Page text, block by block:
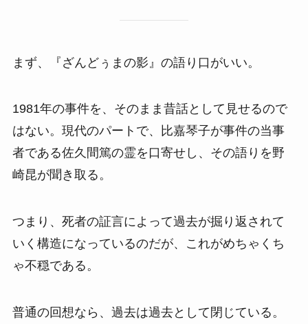
まず、『ざんどぅまの影』の語り口がいい。
1981年の事件を、そのまま昔話として見せるので
はない。現代のパートで、比嘉琴子が事件の当事
者である佐久間篤の霊を口寄せし、その語りを野
崎昆が聞き取る。
つまり、死者の証言によって過去が掘り返されて
いく構造になっているのだが、これがめちゃくち
ゃ不穏である。
普通の回想なら、過去は過去として閉じている。